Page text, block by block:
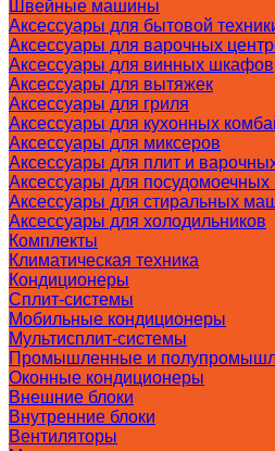
Швейные машины
Аксессуары для бытовой
Аксессуары для варочных
Аксессуары для винных шкафов
Аксессуары для вытяжек
Аксессуары для гриля
Аксессуары для кухонных
Аксессуары для миксеров
Аксессуары для плит и
Аксессуары для
Аксессуары для стиральных
Аксессуары для холодильников
Комплекты
Климатическая техника
Кондиционеры
Сплит-системы
Мобильные кондиционеры
Мультисплит-системы
Промышленные и
Оконные кондиционеры
Внешние блоки
Внутренние блоки
Вентиляторы